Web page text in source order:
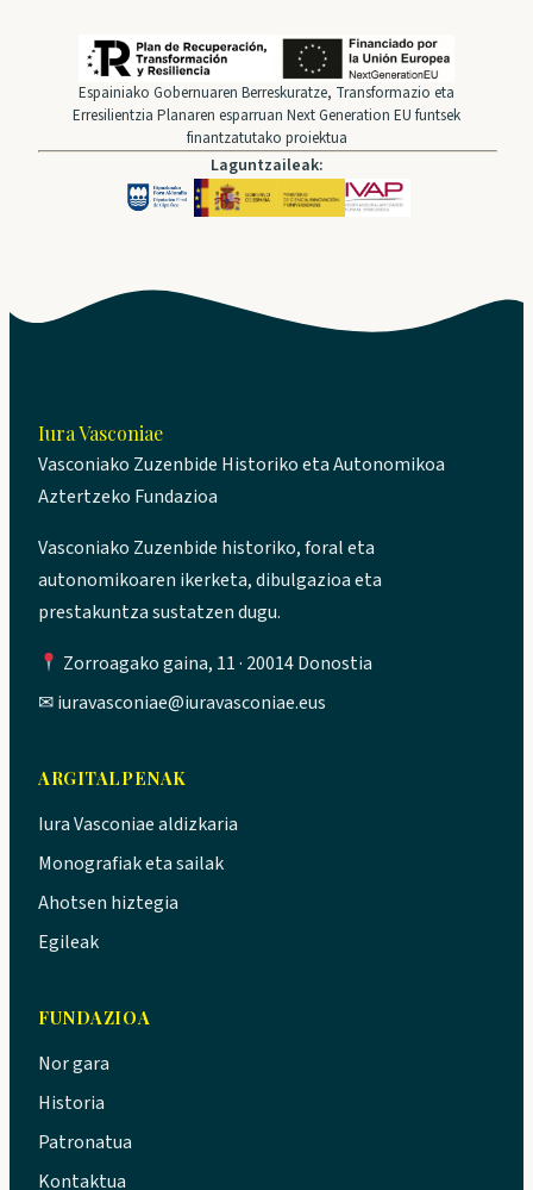
Espainiako Gobernuaren Berreskuratze, Transformazio eta
Erresilientzia Planaren esparruan Next Generation EU funtsek
finantzatutako proiektua
Laguntzaileak:
Iura Vasconiae
Vasconiako Zuzenbide Historiko eta Autonomikoa
Aztertzeko Fundazioa
Vasconiako Zuzenbide historiko, foral eta
autonomikoaren ikerketa, dibulgazioa eta
prestakuntza sustatzen dugu.
Zorroagako gaina, 11 · 20014 Donostia
✉iuravasconiae@iuravasconiae.eus
ARGITALPENAK
Iura Vasconiae aldizkaria
Monografiak eta sailak
Ahotsen hiztegia
Egileak
FUNDAZIOA
Nor gara
Historia
Patronatua
Kontaktua